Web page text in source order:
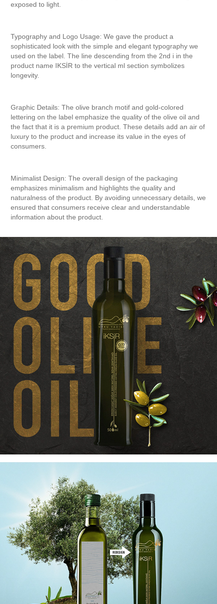
exposed to light.
Typography and Logo Usage: We gave the product a
sophisticated look with the simple and elegant typography we
used on the label. The line descending from the 2nd i in the
product name IKSİR to the vertical ml section symbolizes
longevity.
Graphic Details: The olive branch motif and gold-colored
lettering on the label emphasize the quality of the olive oil and
the fact that it is a premium product. These details add an air of
luxury to the product and increase its value in the eyes of
consumers.
Minimalist Design: The overall design of the packaging
emphasizes minimalism and highlights the quality and
naturalness of the product. By avoiding unnecessary details, we
ensured that consumers receive clear and understandable
information about the product.